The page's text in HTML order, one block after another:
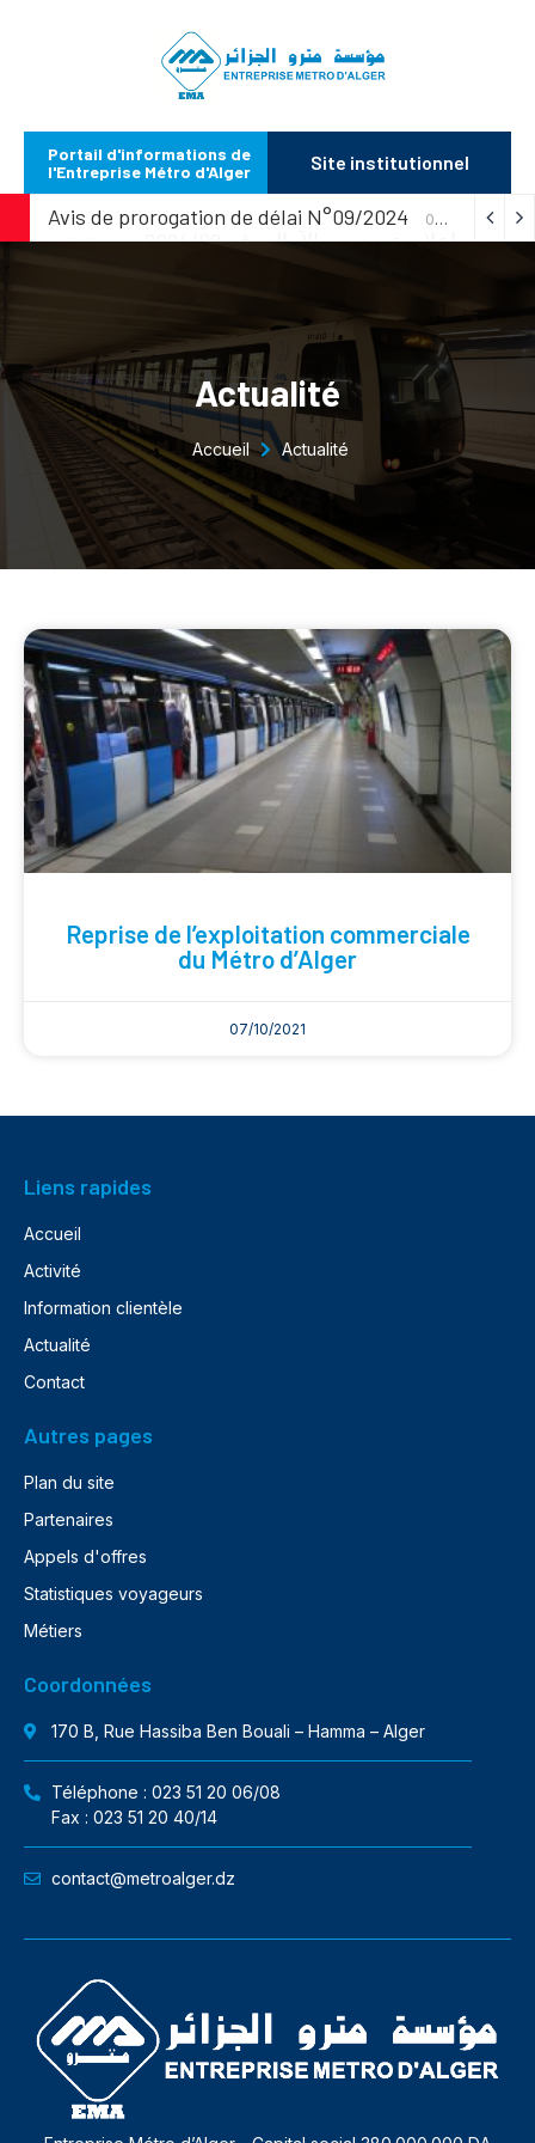
Portail d'informations de
l'Entreprise Métro d'Alger
Site institutionnel
Avis de prorogation de délai N°09/2024
إعلان عن تمديد الآجال رقم 2024/08 07/10/2024
Actualité
Accueil Actualité
Reprise de l’exploitation commerciale
du Métro d’Alger
07/10/2021
Liens rapides
Accueil
Activité
Information clientèle
Actualité
Contact
Autres pages
Plan du site
Partenaires
Appels d'offres
Statistiques voyageurs
Métiers
Coordonnées
170 B, Rue Hassiba Ben Bouali – Hamma – Alger
Téléphone : 023 51 20 06/08
Fax : 023 51 20 40/14
contact@metroalger.dz